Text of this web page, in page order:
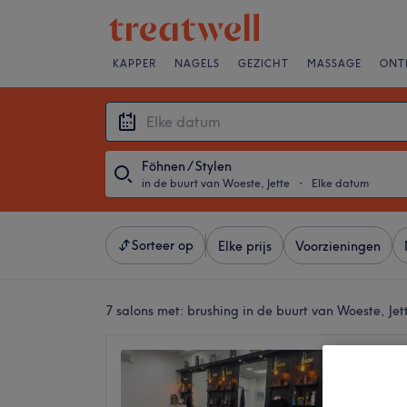
KAPPER NAGELS GEZICHT MASSAGE
Föhnen / Stylen
in de buurt van Woeste, Jette ・ Elke datum
Sorteer op Elke prijs Voorzieningen
7 salons met: brushing in de buurt van Woeste,